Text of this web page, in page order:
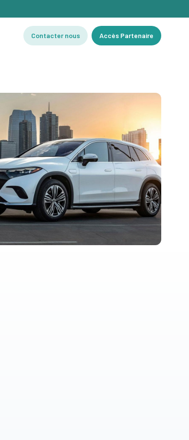
Contacter nous Accès Partenaire